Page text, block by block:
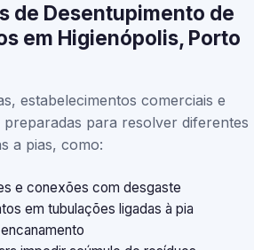
de Desentupimento de
em Higienópolis, Porto
estabelecimentos comerciais e
para resolver diferentes
a pias, como:
e conexões com desgaste
em tubulações ligadas à pia